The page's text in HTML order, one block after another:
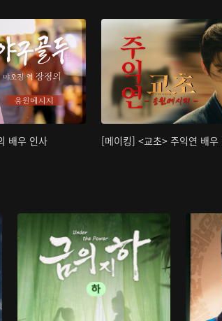
배우 인사 [메이킹] <교초> 주익연 배우